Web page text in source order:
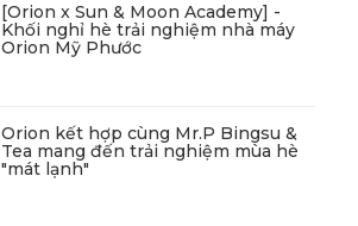
[Orion x Sun & Moon Academy] -
Khối nghỉ hè trải nghiệm nhà máy
Orion Mỹ Phước
Orion kết hợp cùng Mr.P Bingsu &
Tea mang đến trải nghiệm mùa hè
"mát lạnh"